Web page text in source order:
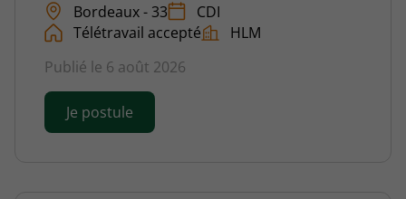
Bordeaux - 33
CDI
Télétravail accepté
HLM
Publié le 6 août 2026
Je postule